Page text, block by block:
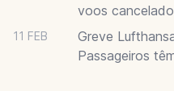
voos
11 FEB
Greve
Passageiros